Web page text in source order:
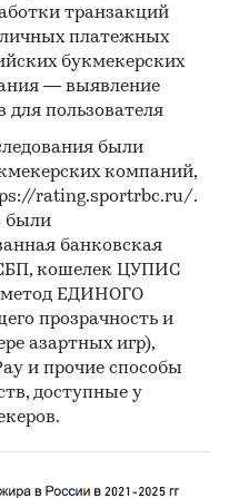
транзакций
платежных
букмекерских
— выявление
для пользователя
были
компаний,
rating.sportrbc.ru/.
были
банковская
кошелек ЦУПИС
метод ЕДИНОГО
прозрачность и
азартных игр),
и прочие способы
доступные у